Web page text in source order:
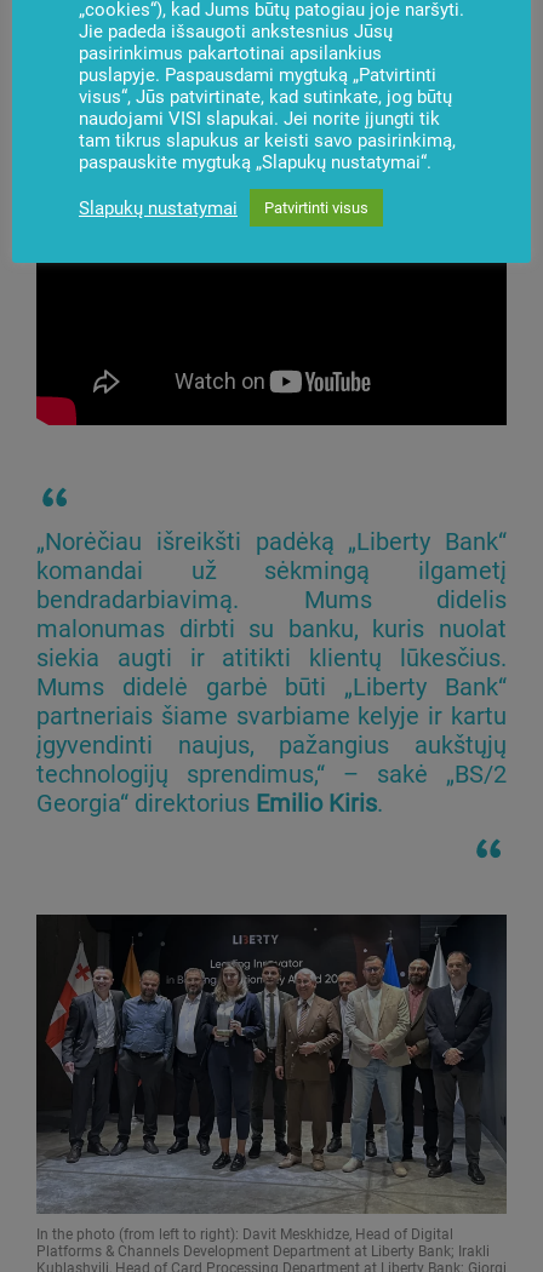
„Norėčiau išreikšti padėką „Liberty Bank“
komandai už sėkmingą ilgametį
bendradarbiavimą. Mums didelis
malonumas dirbti su banku, kuris nuolat
siekia augti ir atitikti klientų lūkesčius.
Mums didelė garbė būti „Liberty Bank“
partneriais šiame svarbiame kelyje ir kartu
įgyvendinti naujus, pažangius aukštųjų
technologijų sprendimus,“ – sakė „BS/2
Georgia“ direktorius Emilio Kiris.
In the photo (from left to right): Davit Meskhidze, Head of Digital
Platforms & Channels Development Department at Liberty Bank; Irakli
Kublashvili, Head of Card Processing Department at Liberty Bank; Giorgi
„cookies“), kad Jums būtų patogiau joje naršyti.
Jie padeda išsaugoti ankstesnius Jūsų
pasirinkimus pakartotinai apsilankius
puslapyje. Paspausdami mygtuką „Patvirtinti
visus“, Jūs patvirtinate, kad sutinkate, jog būtų
naudojami VISI slapukai. Jei norite įjungti tik
tam tikrus slapukus ar keisti savo pasirinkimą,
paspauskite mygtuką „Slapukų nustatymai“.
Slapukų nustatymai Patvirtinti visus